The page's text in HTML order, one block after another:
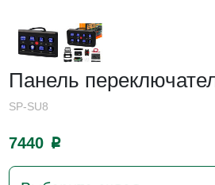
Панель
SP-SU8
7440 p